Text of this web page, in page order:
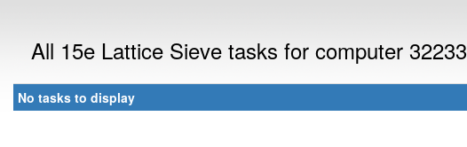
All 15e Lattice Sieve tasks for computer 32233
No tasks to display